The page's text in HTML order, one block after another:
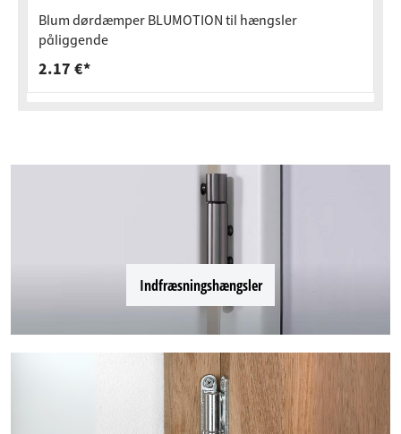
Blum dørdæmper BLUMOTION til hængsler
påliggende
2.17 €*
Indfræsningshængsler